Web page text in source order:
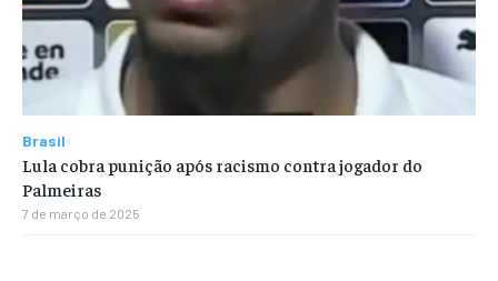
Brasil
Lula cobra punição após racismo contra jogador do
Palmeiras
7 de março de 2025